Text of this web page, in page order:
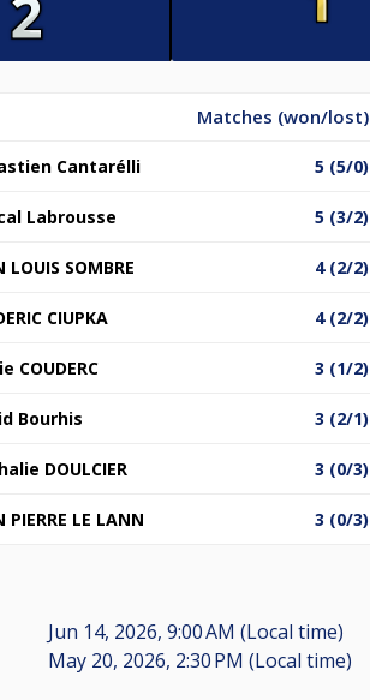
Matches (won/lost)
Cantarélli 5 (5/0)
Labrousse 5 (3/2)
LOUIS SOMBRE 4 (2/2)
CIUPKA 4 (2/2)
COUDERC 3 (1/2)
Bourhis 3 (2/1)
DOULCIER 3 (0/3)
PIERRE LE LANN 3 (0/3)
Jun 14, 2026, 9:00 AM (Local time)
May 20, 2026, 2:30 PM (Local time)